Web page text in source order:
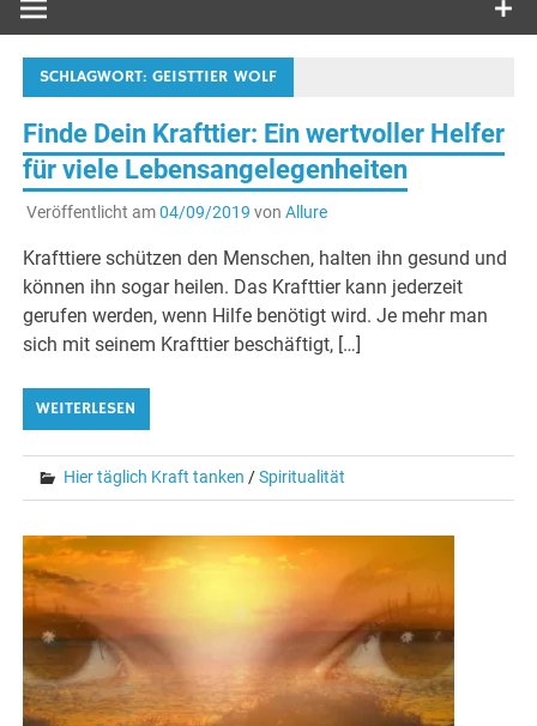
SCHLAGWORT:GEISTTIER WOLF
Finde Dein Krafttier: Ein wertvoller Helfer
für viele Lebensangelegenheiten
Veröffentlicht am04/09/2019 von Allure
Krafttiere schützen den Menschen, halten ihn gesund und
können ihn sogar heilen. Das Krafttier kann jederzeit
gerufen werden, wenn Hilfe benötigt wird. Je mehr man
sich mit seinem Krafttier beschäftigt, […]
WEITERLESEN
Hier täglich Kraft tanken /Spiritualität